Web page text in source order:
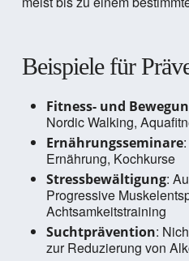
Beispiele für
Fitness- und
Nordic Walking,
Ernährungsseminare
Ernährung, Kochkurse
Stressbewältigung:
Progressive
Achtsamkeitstraining
Suchtprävention:
zur Reduzierung von